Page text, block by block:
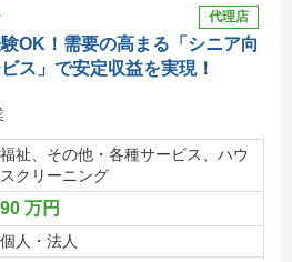
代理店
OK！需要の高まる「シニア向
ス」で安定収益を実現！
福祉、その他・各種サービス、ハウ
スクリーニング
90 万円
個人・法人